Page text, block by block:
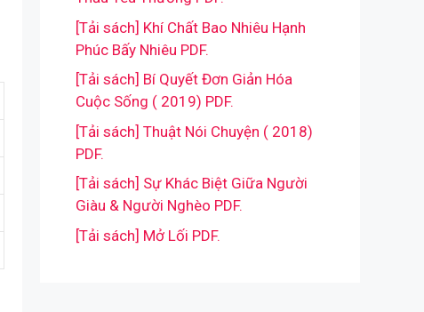
[Tải sách] Khí Chất Bao Nhiêu Hạnh
Phúc Bấy Nhiêu PDF.
[Tải sách] Bí Quyết Đơn Giản Hóa
Cuộc Sống ( 2019) PDF.
[Tải sách] Thuật Nói Chuyện ( 2018)
PDF.
[Tải sách] Sự Khác Biệt Giữa Người
Giàu & Người Nghèo PDF.
[Tải sách] Mở Lối PDF.